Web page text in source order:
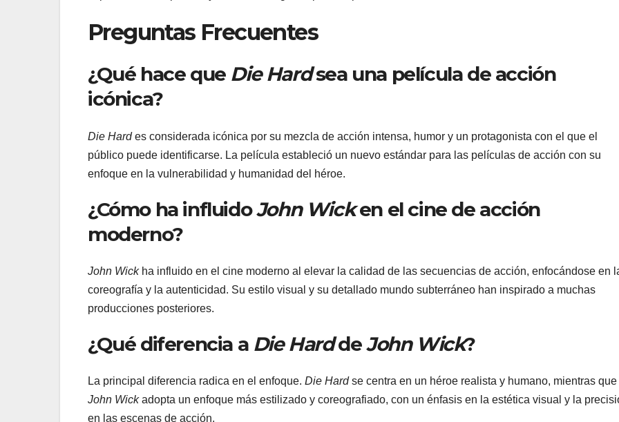
Preguntas Frecuentes
¿Qué hace que Die Hardsea una película de acción
icónica?
Die Hardes considerada icónica por su mezcla de acción intensa, humor y un protagonista con el que el
público puede identificarse. La película estableció un nuevo estándar para las películas de acción con su
enfoque en la vulnerabilidad y humanidad del héroe.
¿Cómo ha influidoJohn Wicken el cine de acción
moderno?
John Wickha influido en el cine moderno al elevar la calidad de las secuencias de acción, enfocándose en
coreografía y la autenticidad. Su estilo visual y su detallado mundo subterráneo han inspirado a muchas
producciones posteriores.
¿Qué diferencia a Die HarddeJohn Wick?
La principal diferencia radica en el enfoque. Die Hardse centra en un héroe realista y humano, mientras que
John Wickadopta un enfoque más estilizado y coreografiado, con un énfasis en la estética visual y la
en las escenas de acción.